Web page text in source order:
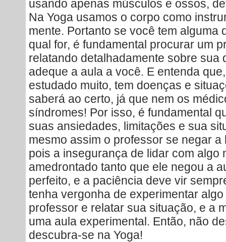
usando apenas músculos e ossos,
Na Yoga usamos o corpo como
mente. Portanto se você tem alguma
qual for, é fundamental procurar um
relatando detalhadamente sobre sua
adeque a aula a você. E entenda
estudado muito, tem doenças e
saberá ao certo, já que nem os
síndromes! Por isso, é fundamental
suas ansiedades, limitações e sua
mesmo assim o professor se negar
pois a insegurança de lidar com algo
amedrontado tanto que ele negou a
perfeito, e a paciência deve vir
tenha vergonha de experimentar
professor e relatar sua situação, e a
uma aula experimental. Então, não
descubra-se na Yoga!